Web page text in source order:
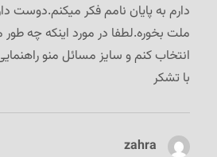
دارم به پایان نامم فکر میکنم.دوست
ملت بخوره.لطفا در مورد اینکه چه
انتخاب کنم و سایز مسائل منو
با تشکر
zahra